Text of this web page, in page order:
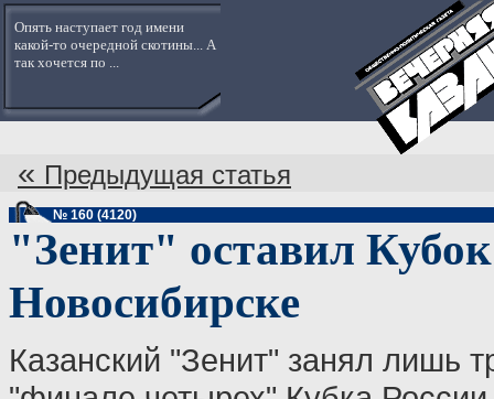
Опять наступает год имени
какой-то очередной скотины... А
так хочется по ...
« Предыдущая статья
№ 160 (4120)
"Зенит" оставил
Новосибирске
Казанский "Зенит" занял лишь